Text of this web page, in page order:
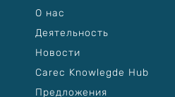
О нас
Деятельность
Новости
Carec Knowlegde Hub
Предложения